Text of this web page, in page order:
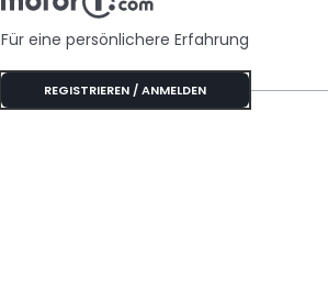
Specials
Für eine persönlichere Erfahrung
REGISTRIEREN / ANMELDEN